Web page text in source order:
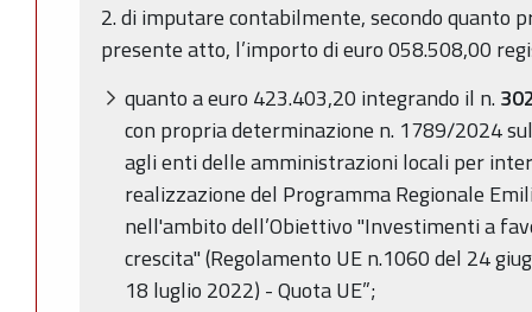
2. di imputare contabilmente, secondo quanto
presente atto, l’importo di euro 058.508,00
quanto a euro 423.403,20 integrando il n.
con propria determinazione n. 1789/2024
agli enti delle amministrazioni locali per
realizzazione del Programma Regionale
nell'ambito dell’Obiettivo "Investimenti a
crescita" (Regolamento UE n.1060 del 24
18 luglio 2022) - Quota UE”;